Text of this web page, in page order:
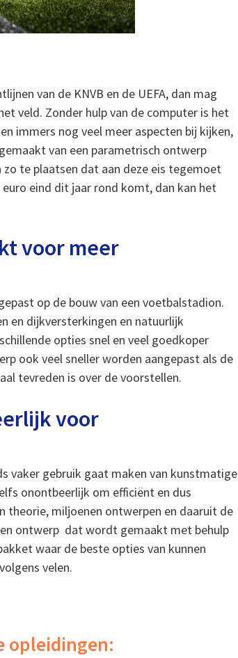
van de KNVB en de UEFA, dan mag
veld. Zonder hulp van de computer is het
immers nog veel meer aspecten bij kijken,
van een parametrisch ontwerp
te plaatsen dat aan deze eis tegemoet
eind dit jaar rond komt, dan kan het
voor meer
op de bouw van een voetbalstadion.
en dijkversterkingen en natuurlijk
opties snel en veel goedkoper
ook veel sneller worden aangepast als de
tevreden is over de voorstellen.
voor
vaker gebruik gaat maken van kunstmatige
onontbeerlijk om efficiënt en dus
theorie, miljoenen ontwerpen en daaruit de
ontwerp dat wordt gemaakt met behulp
waar de beste opties van kunnen
velen.
opleidingen: